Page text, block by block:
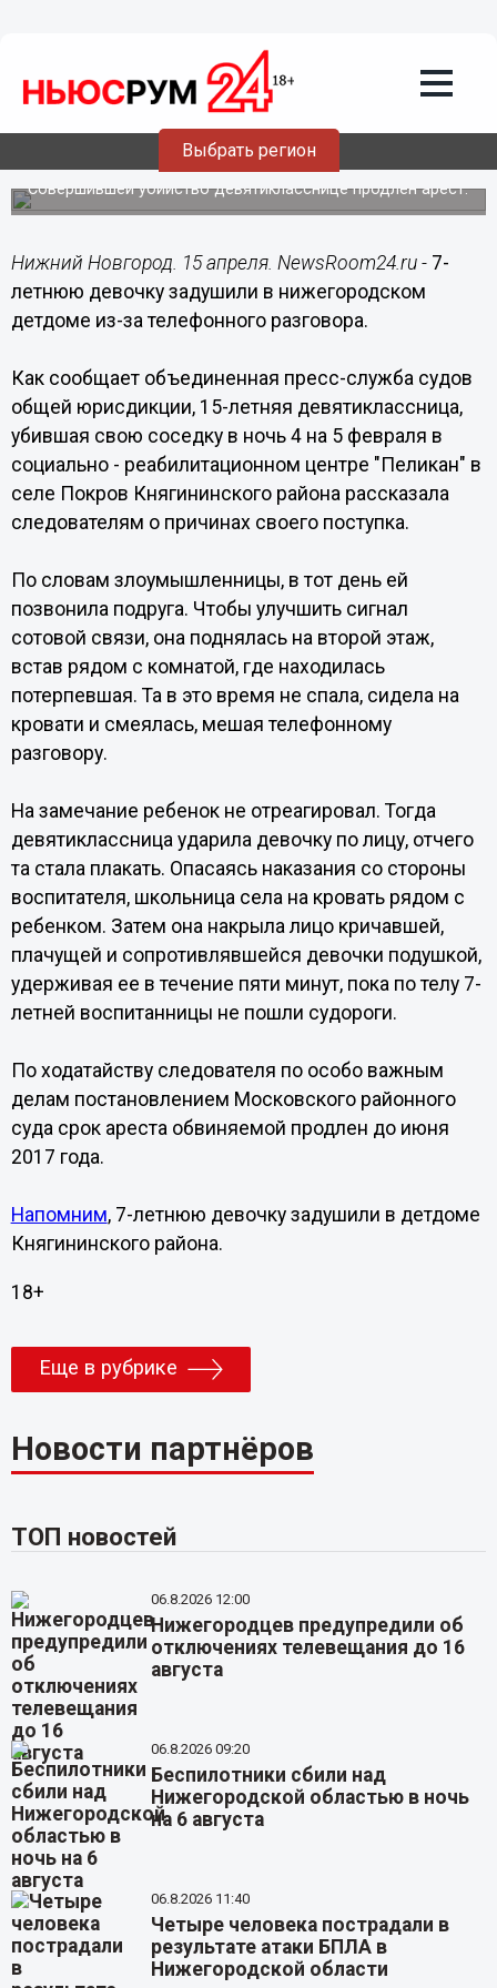
Выбрать регион
7-летнюю девочку задушили в
нижегородском детдоме из-за
телефонного разговора
Совершившей убийство девятикласснице продлен арест.
Нижний Новгород. 15 апреля. NewsRoom24.ru - 7-
летнюю девочку задушили в нижегородском
детдоме из-за телефонного разговора.
Как сообщает объединенная пресс-служба судов
общей юрисдикции, 15-летняя девятиклассница,
убившая свою соседку в ночь 4 на 5 февраля в
социально - реабилитационном центре "Пеликан" в
селе Покров Княгининского района рассказала
следователям о причинах своего поступка.
По словам злоумышленницы, в тот день ей
позвонила подруга. Чтобы улучшить сигнал
сотовой связи, она поднялась на второй этаж,
встав рядом с комнатой, где находилась
потерпевшая. Та в это время не спала, сидела на
кровати и смеялась, мешая телефонному
разговору.
На замечание ребенок не отреагировал. Тогда
девятиклассница ударила девочку по лицу, отчего
та стала плакать. Опасаясь наказания со стороны
воспитателя, школьница села на кровать рядом с
ребенком. Затем она накрыла лицо кричавшей,
плачущей и сопротивлявшейся девочки подушкой,
удерживая ее в течение пяти минут, пока по телу 7-
летней воспитанницы не пошли судороги.
По ходатайству следователя по особо важным
делам постановлением Московского районного
суда срок ареста обвиняемой продлен до июня
2017 года.
Напомним, 7-летнюю девочку задушили в детдоме
Княгининского района.
18+
Еще в рубрике
Новости партнёров
ТОП новостей
06.8.2026 12:00
Нижегородцев предупредили об
отключениях телевещания до 16
августа
06.8.2026 09:20
Беспилотники сбили над
Нижегородской областью в ночь
на 6 августа
06.8.2026 11:40
Четыре человека пострадали в
результате атаки БПЛА в
Нижегородской области